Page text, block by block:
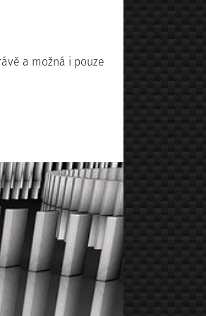
a možná i pouze